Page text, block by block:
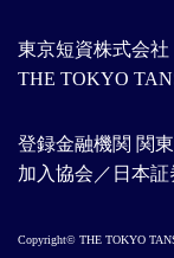
東京短資株式会社
THE TOKYO
登録金融機関 関
加入協会／日本証
Copyright© THE TOKYO